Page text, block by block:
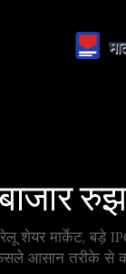
बाजार
शेयर मार्केट, बड़े
फैसले आसान तरीके